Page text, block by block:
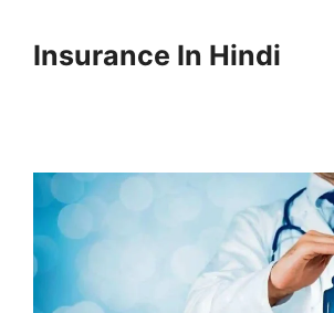
contentInsurance In Hindi